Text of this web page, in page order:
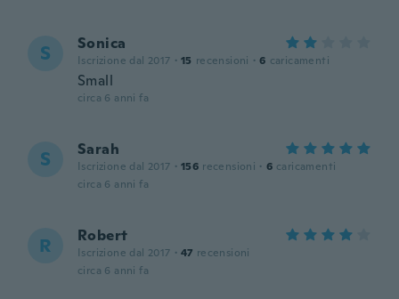
S Sonica
Iscrizione dal 2017 · 15 recensioni · 6 caricamenti
Small
circa 6 anni fa
S Sarah
Iscrizione dal 2017 · 156 recensioni · 6 caricamenti
circa 6 anni fa
R Robert
Iscrizione dal 2017 · 47 recensioni
circa 6 anni fa